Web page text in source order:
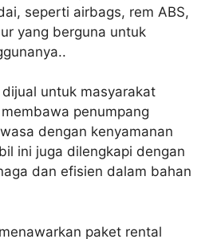
seperti airbags, rem ABS,
yang berguna untuk
untuk masyarakat
penumpang
dengan kenyamanan
ini juga dilengkapi dengan
dan efisien dalam bahan
paket rental